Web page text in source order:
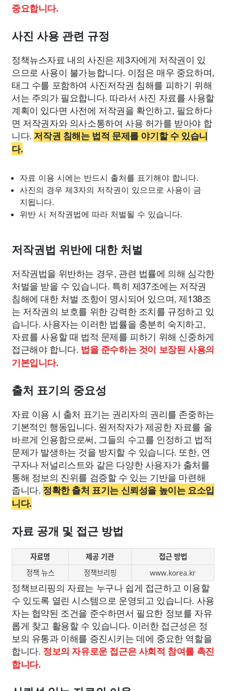
중요합니다.
사진 사용 관련 규정
정책뉴스자료 내의 사진은 제3자에게 저작권이 있
으므로 사용이 불가능합니다. 이점은 매우 중요하며,
태그 수를 포함하여 사진저작권 침해를 피하기 위해
서는 주의가 필요합니다. 따라서 사진 자료를 사용할
계획이 있다면 사전에 저작권을 확인하고, 필요하다
면 저작권자와 의사소통하여 사용 허가를 받아야 합
니다. 저작권 침해는 법적 문제를 야기할 수 있습니
다.
자료 이용 시에는 반드시 출처를 표기해야 합니다.
사진의 경우 제3자의 저작권이 있으므로 사용이 금
지됩니다.
위반 시 저작권법에 따라 처벌될 수 있습니다.
저작권법 위반에 대한 처벌
저작권법을 위반하는 경우, 관련 법률에 의해 심각한
처벌을 받을 수 있습니다. 특히 제37조에는 저작권
침해에 대한 처벌 조항이 명시되어 있으며, 제138조
는 저작권의 보호를 위한 강력한 조치를 규정하고 있
습니다. 사용자는 이러한 법률을 충분히 숙지하고,
자료를 사용할 때 법적 문제를 피하기 위해 신중하게
접근해야 합니다. 법을 준수하는 것이 보장된 사용의
기본입니다.
출처 표기의 중요성
자료 이용 시 출처 표기는 권리자의 권리를 존중하는
기본적인 행동입니다. 원저작자가 제공한 자료를 올
바르게 인용함으로써, 그들의 수고를 인정하고 법적
문제가 발생하는 것을 방지할 수 있습니다. 또한, 연
구자나 저널리스트와 같은 다양한 사용자가 출처를
통해 정보의 진위를 검증할 수 있는 기반을 마련해
줍니다. 정확한 출처 표기는 신뢰성을 높이는 요소입
니다.
자료 공개 및 접근 방법
자료명 제공 기관
접근 방법
정책 뉴스
정책브리핑 www.korea.kr
정책브리핑의 자료는 누구나 쉽게 접근하고 이용할
수 있도록 열린 시스템으로 운영되고 있습니다. 사용
자는 협약된 조건을 준수하면서 필요한 정보를 자유
롭게 찾고 활용할 수 있습니다. 이러한 접근성은 정
보의 유통과 이해를 증진시키는 데에 중요한 역할을
합니다. 정보의 자유로운 접근은 사회적 참여를 촉진
합니다.